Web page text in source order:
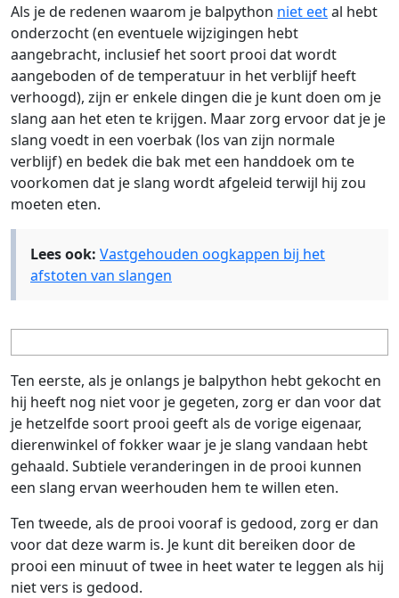
Als je de redenen waarom je balpython niet eetal hebt
onderzocht (en eventuele wijzigingen hebt
aangebracht, inclusief het soort prooi dat wordt
aangeboden of de temperatuur in het verblijf heeft
verhoogd), zijn er enkele dingen die je kunt doen om je
slang aan het eten te krijgen. Maar zorg ervoor dat je je
slang voedt in een voerbak (los van zijn normale
verblijf) en bedek die bak met een handdoek om te
voorkomen dat je slang wordt afgeleid terwijl hij zou
moeten eten.
Lees ook: Vastgehouden oogkappen bij het
afstoten van slangen
Ten eerste, als je onlangs je balpython hebt gekocht en
hij heeft nog niet voor je gegeten, zorg er dan voor dat
je hetzelfde soort prooi geeft als de vorige eigenaar,
dierenwinkel of fokker waar je je slang vandaan hebt
gehaald. Subtiele veranderingen in de prooi kunnen
een slang ervan weerhouden hem te willen eten.
Ten tweede, als de prooi vooraf is gedood, zorg er dan
voor dat deze warm is. Je kunt dit bereiken door de
prooi een minuut of twee in heet water te leggen als hij
niet vers is gedood.